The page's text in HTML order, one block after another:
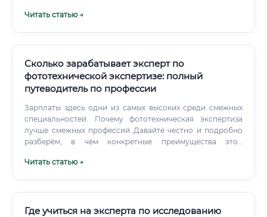
показателей.
Читать статью →
Сколько зарабатывает эксперт по
фототехнической экспертизе: полный
путеводитель по профессии
Зарплаты здесь одни из самых высоких среди смежных
специальностей. Почему фототехническая экспертиза
лучше смежных профессий Давайте честно и подробно
разберём, в чём конкретные преимущества этой
Читать статью →
Где учиться на эксперта по исследованию